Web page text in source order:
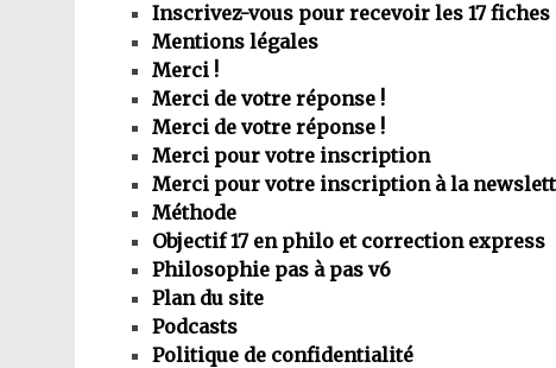
Inscrivez-vous pour recevoir les 17
Mentions légales
Merci !
Merci de votre réponse !
Merci de votre réponse !
Merci pour votre inscription
Merci pour votre inscription à la
Méthode
Objectif 17 en philo et correction express
Philosophie pas à pas v6
Plan du site
Podcasts
Politique de confidentialité